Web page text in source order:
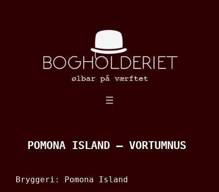
POMONA ISLAND – VORTUMNUS
Bryggeri: Pomona Island